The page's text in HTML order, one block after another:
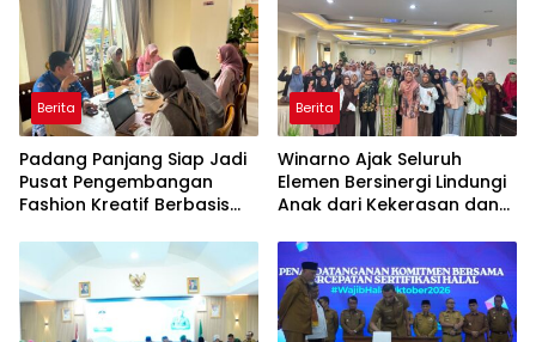
Berita
Padang Panjang Siap Jadi
Pusat Pengembangan
Fashion Kreatif Berbasis
Berita
Winarno Ajak Seluruh
Elemen Bersinergi Lindungi
Anak dari Kekerasan dan